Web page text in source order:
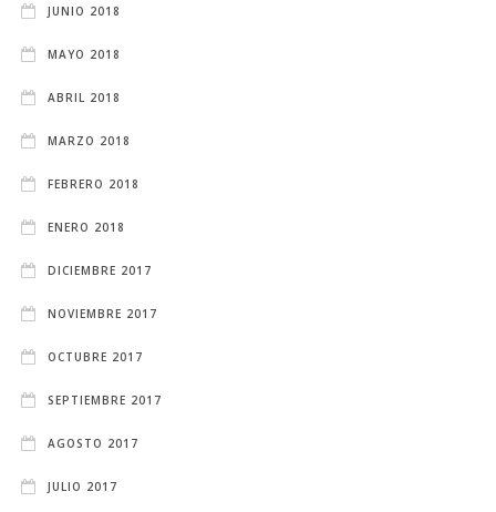
JUNIO 2018
MAYO 2018
ABRIL 2018
MARZO 2018
FEBRERO 2018
ENERO 2018
DICIEMBRE 2017
NOVIEMBRE 2017
OCTUBRE 2017
SEPTIEMBRE 2017
AGOSTO 2017
JULIO 2017